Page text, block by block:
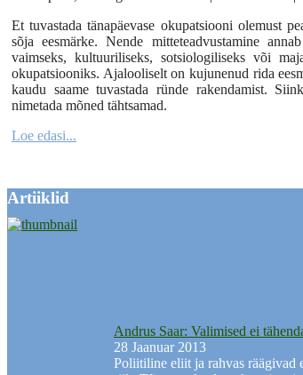
Et tuvastada tänapäevase okupatsiooni olemust
sõja eesmärke. Nende mitteteadvustamine
vaimseks, kultuuriliseks, sotsiologiliseks või
okupatsiooniks. Ajalooliselt on kujunenud rida
kaudu saame tuvastada ründe rakendamist.
nimetada mõned tähtsamad.
Loe edasi...
Artiiklid
Andrus Saar: Valimised ei
28 Jaanuar 2013
Poliitiline eliit ja rahvas räägivad